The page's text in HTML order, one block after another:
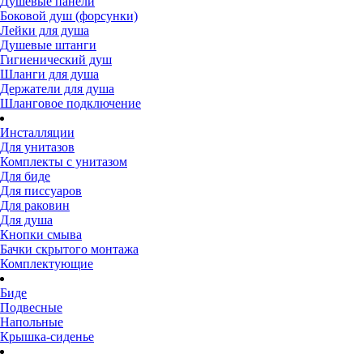
Боковой душ (форсунки)
Лейки для душа
Душевые штанги
Гигиенический душ
Шланги для душа
Держатели для душа
Шланговое подключение
Инсталляции
Для унитазов
Комплекты с унитазом
Для биде
Для писсуаров
Для раковин
Для душа
Кнопки смыва
Бачки скрытого монтажа
Комплектующие
Биде
Подвесные
Напольные
Крышка-сиденье